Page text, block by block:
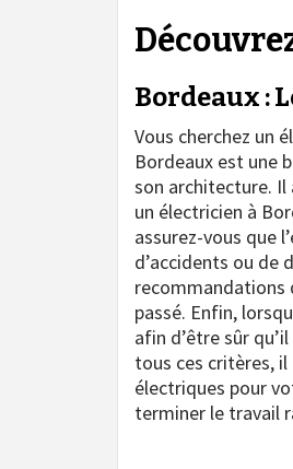
Bordeaux :
Vous cherchez un
Bordeaux est une
son architecture. Il
un électricien à
assurez-vous que
d’accidents ou de
recommandations
passé. Enfin,
afin d’être sûr
tous ces critères,
électriques pour
terminer le travail